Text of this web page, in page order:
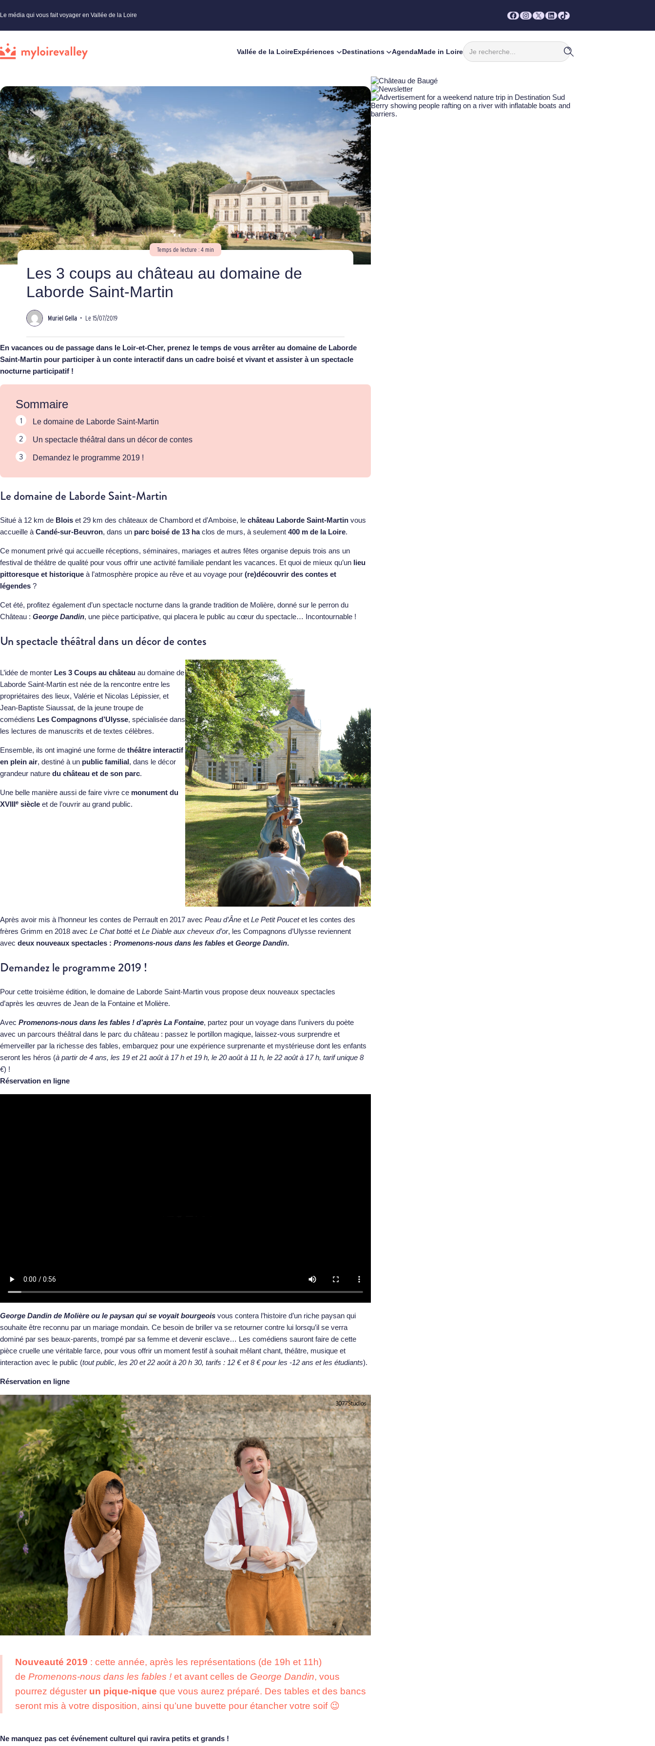
Le média qui vous fait voyager en Vallée de la Loire Facebook
Instagram
X LinkedIn
TikTok
Vallée de la LoireExpériences Destinations AgendaMade in Loire
Rechercher
Temps de lecture : 4 min
Les 3 coups au château au domaine de
Laborde Saint-Martin
Muriel Gella • Le 15/07/2019
En vacances ou de passage dans le Loir-et-Cher, prenez le temps de vous arrêter au domaine de Laborde
Saint-Martin pour participer à un conte interactif dans un cadre boisé et vivant et assister à un spectacle
nocturne participatif !
Sommaire
Le domaine de Laborde Saint-Martin
Un spectacle théâtral dans un décor de contes
Demandez le programme 2019 !
Le domaine de Laborde Saint-Martin
Situé à 12 km de Blois et 29 km des châteaux de Chambord et d’Amboise, le château Laborde Saint-Martin vous
accueille àCandé-sur-Beuvron, dans un parc boisé de 13 haclos de murs, à seulement 400 m de la Loire.
Ce monument privé qui accueille réceptions, séminaires, mariages et autres fêtes organise depuis trois ans un
festival de théâtre de qualité pour vous offrir une activité familiale pendant les vacances. Et quoi de mieux qu’un lieu
pittoresque et historique à l’atmosphère propice au rêve et au voyage pour (re)découvrir des contes et
légendes ?
Cet été, profitez également d’un spectacle nocturne dans la grande tradition de Molière, donné sur le perron du
Château : George Dandin, une pièce participative, qui placera le public au cœur du spectacle… Incontournable !
Un spectacle théâtral dans un décor de contes
L’idée de monter Les 3 Coups au château au domaine de
Laborde Saint-Martin est née de la rencontre entre les
propriétaires des lieux, Valérie et Nicolas Lépissier, et
Jean-Baptiste Siaussat, de la jeune troupe de
comédiens Les Compagnons d’Ulysse, spécialisée dans
les lectures de manuscrits et de textes célèbres.
Ensemble, ils ont imaginé une forme de théâtre interactif
en plein air, destiné à un public familial, dans le décor
grandeur nature du château et de son parc.
Une belle manière aussi de faire vivre ce monument du
XVIIIe siècle et de l’ouvrir au grand public.
Après avoir mis à l’honneur les contes de Perrault en 2017 avec Peau d’Âne et Le Petit Poucetet les contes des
frères Grimm en 2018 avec Le Chat botté et Le Diable aux cheveux d’or, les Compagnons d’Ulysse reviennent
avec deux nouveaux spectacles : Promenons-nous dans les fables et George Dandin.
Demandez le programme 2019 !
Pour cette troisième édition, le domaine de Laborde Saint-Martin vous propose deux nouveaux spectacles
d’après les œuvres de Jean de la Fontaine et Molière.
Avec Promenons-nous dans les fables ! d’après La Fontaine, partez pour un voyage dans l’univers du poète
avec un parcours théâtral dans le parc du château : passez le portillon magique, laissez-vous surprendre et
émerveiller par la richesse des fables, embarquez pour une expérience surprenante et mystérieuse dont les enfants
seront les héros (à partir de 4 ans, les 19 et 21 août à 17 h et 19 h, le 20 août à 11 h, le 22 août à 17 h, tarif unique 8
€) !
Réservation en ligne
George Dandin de Molière ou le paysan qui se voyait bourgeois vous contera l’histoire d’un riche paysan qui
souhaite être reconnu par un mariage mondain. Ce besoin de briller va se retourner contre lui lorsqu’il se verra
dominé par ses beaux-parents, trompé par sa femme et devenir esclave… Les comédiens sauront faire de cette
pièce cruelle une véritable farce, pour vous offrir un moment festif à souhait mêlant chant, théâtre, musique et
interaction avec le public (tout public, les 20 et 22 août à 20 h 30, tarifs : 12 € et 8 € pour les -12 ans et les étudiants).
Réservation en ligne
Nouveauté 2019 : cette année, après les représentations (de 19h et 11h)
de Promenons-nous dans les fables ! et avant celles de George Dandin, vous
pourrez déguster un pique-nique que vous aurez préparé. Des tables et des bancs
seront mis à votre disposition, ainsi qu’une buvette pour étancher votre soif 😉
Ne manquez pas cet événement culturel qui ravira petits et grands !